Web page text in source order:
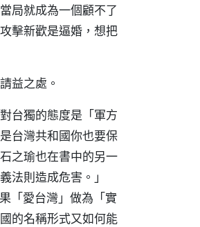
局就成為一個顧不了
擊新歡是逼婚，想把
益之處。
台獨的態度是「軍方
台灣共和國你也要保
之瑜也在書中的另一
法則造成危害。」
「愛台灣」做為「實
的名稱形式又如何能